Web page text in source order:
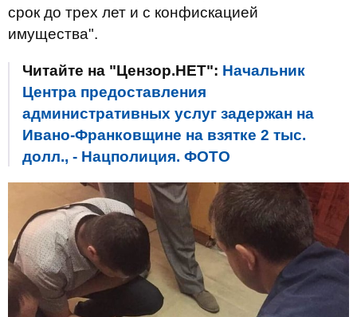
срок до трех лет и с конфискацией
имущества".
Читайте на "Цензор.НЕТ": Начальник
Центра предоставления
административных услуг задержан на
Ивано-Франковщине на взятке 2 тыс.
долл., - Нацполиция. ФОТО